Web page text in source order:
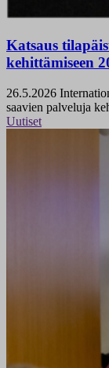
Katsaus
kehittämiseen
26.5.2026
saavien palveluja
Uutiset